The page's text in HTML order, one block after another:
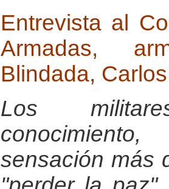
Entrevista al
Armadas,
Blindada,
Los
sensación más